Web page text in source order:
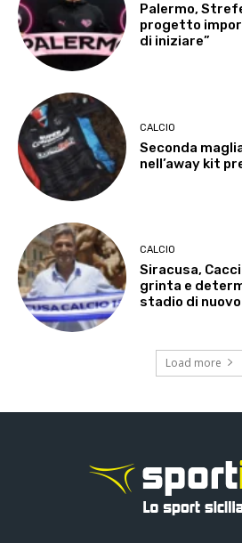
Palermo,
progetto
di iniziare”
CALCIO
Seconda
nell’away kit
CALCIO
Siracusa,
grinta e
stadio di nuovo
Load more